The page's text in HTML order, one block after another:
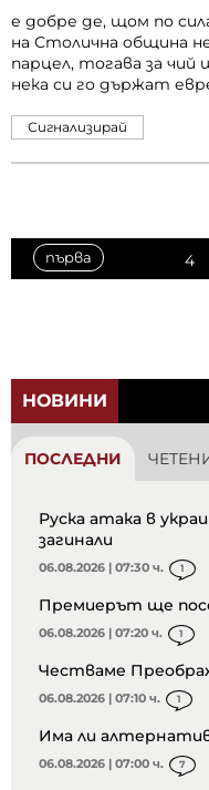
е добре де, щом по
на Столична община
парцел, тогава за чий
нека си го държат
Сигнализирай
първа 4
НОВИНИ
ПОСЛЕДНИ
Руска атака в
загинали
06.08.2026 | 07:30 ч. 1
Премиерът ще
06.08.2026 | 07:20 ч. 1
Честваме
06.08.2026 | 07:10 ч. 1
Има ли
06.08.2026 | 07:00 ч. 7